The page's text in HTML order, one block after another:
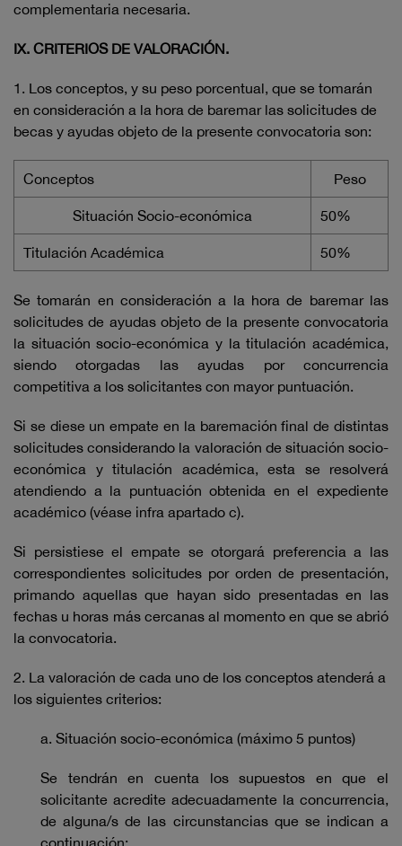
complementaria necesaria.
IX. CRITERIOS DE VALORACIÓN.
1. Los conceptos, y su peso porcentual, que se tomarán
en consideración a la hora de baremar las solicitudes de
becas y ayudas objeto de la presente convocatoria son:
Conceptos Peso
Situación Socio-económica 50%
Titulación Académica 50%
Se tomarán en consideración a la hora de baremar las
solicitudes de ayudas objeto de la presente convocatoria
la situación socio-económica y la titulación académica,
siendo otorgadas las ayudas por concurrencia
competitiva a los solicitantes con mayor puntuación.
Si se diese un empate en la baremación final de distintas
solicitudes considerando la valoración de situación socio-
económica y titulación académica, esta se resolverá
atendiendo a la puntuación obtenida en el expediente
académico (véase infra apartado c).
Si persistiese el empate se otorgará preferencia a las
correspondientes solicitudes por orden de presentación,
primando aquellas que hayan sido presentadas en las
fechas u horas más cercanas al momento en que se abrió
la convocatoria.
2. La valoración de cada uno de los conceptos atenderá a
los siguientes criterios:
a. Situación socio-económica (máximo 5 puntos)
Se tendrán en cuenta los supuestos en que el
solicitante acredite adecuadamente la concurrencia,
de alguna/s de las circunstancias que se indican a
continuación: